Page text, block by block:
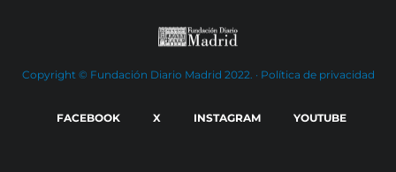
Copyright © Fundación Diario Madrid 2022. · Política de privacidad
FACEBOOK X INSTAGRAM YOUTUBE